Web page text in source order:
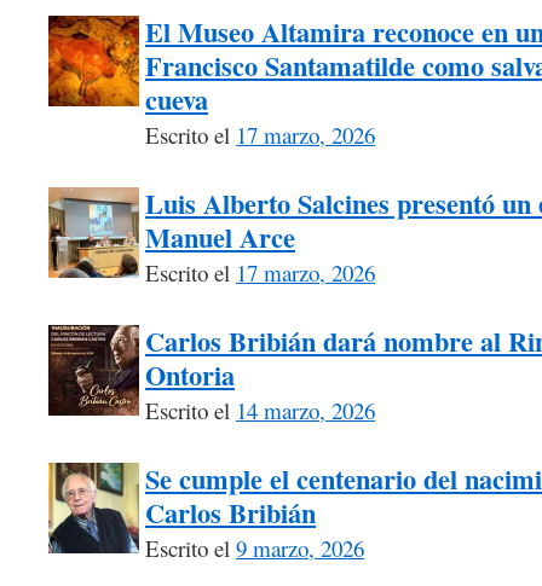
El Museo Altamira reconoce en
Francisco Santamatilde como
cueva
Escrito el 17 marzo, 2026
Luis Alberto Salcines presentó
Manuel Arce
Escrito el 17 marzo, 2026
Carlos Bribián dará nombre al
Ontoria
Escrito el 14 marzo, 2026
Se cumple el centenario del
Carlos Bribián
Escrito el 9 marzo, 2026